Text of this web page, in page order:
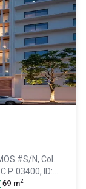
#S/N, Col.
03400, ID:
69 m2